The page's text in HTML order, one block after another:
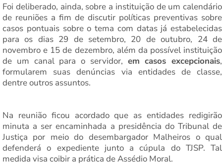
Foi deliberado, ainda, sobre a instituição de um calendário
de reuniões a fim de discutir políticas preventivas sobre
casos pontuais sobre o tema com datas já estabelecidas
para os dias 29 de setembro, 20 de outubro, 24 de
novembro e 15 de dezembro, além da possível instituição
de um canal para o servidor, em casos excepcionais,
formularem suas denúncias via entidades de classe,
dentre outros assuntos.
Na reunião ficou acordado que as entidades redigirão
minuta a ser encaminhada a presidência do Tribunal de
Justiça por meio do desembargador Malheiros o qual
defenderá o expediente junto a cúpula do TJSP. Tal
medida visa coibir a prática de Assédio Moral.